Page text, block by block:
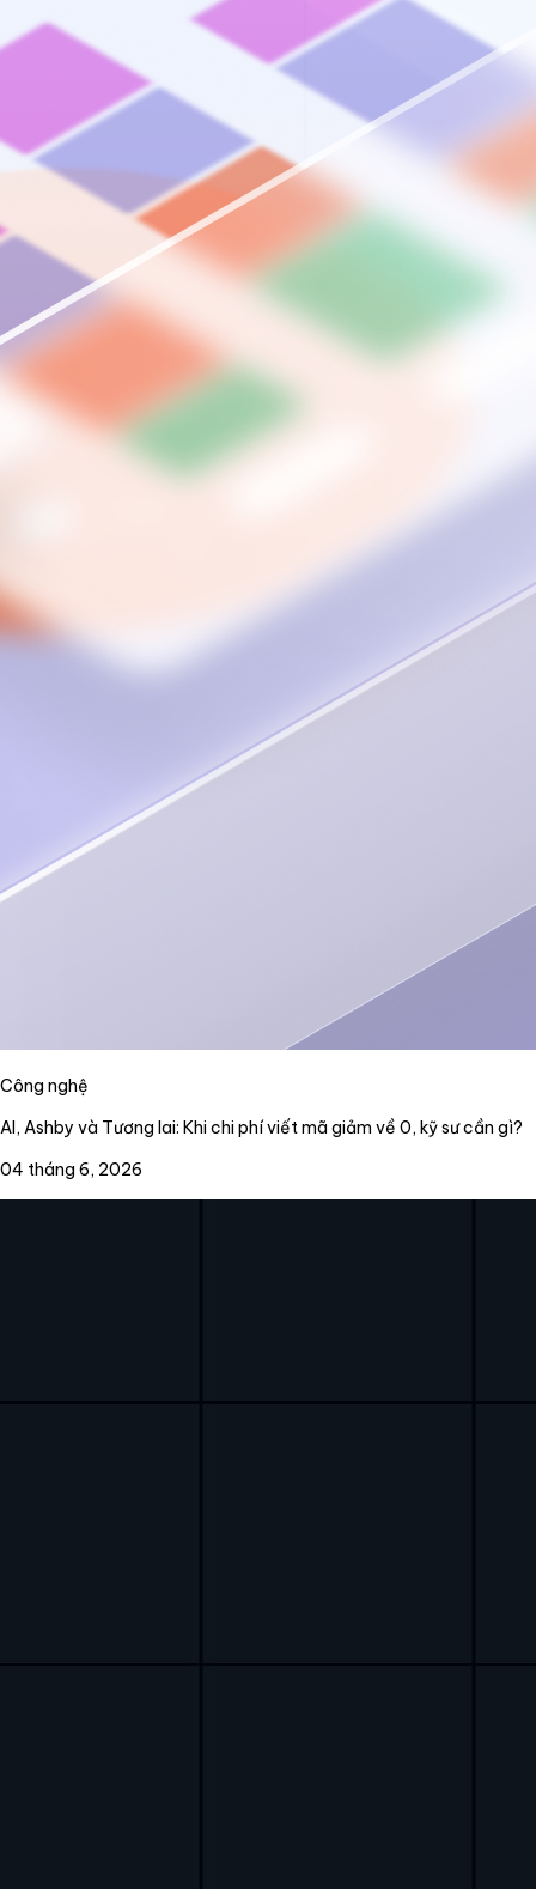
Công nghệ
AI, Ashby và Tương lai: Khi chi phí viết mã giảm về 0, kỹ sư cần gì?
04 tháng 6, 2026